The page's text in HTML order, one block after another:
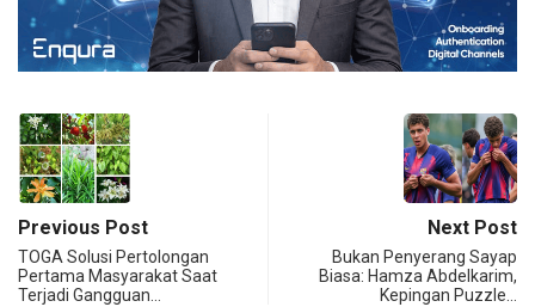
Previous Post
TOGA Solusi Pertolongan
Pertama Masyarakat Saat
Terjadi Gangguan…
Next Post
Bukan Penyerang Sayap
Biasa: Hamza Abdelkarim,
Kepingan Puzzle…